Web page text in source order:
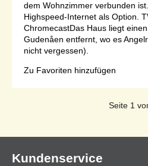
dem Wohnzimmer verbunden
Highspeed-Internet als Option.
ChromecastDas Haus liegt
Gudenåen entfernt, wo es
nicht vergessen).
Zu Favoriten hinzufügen
Seite 1
Kundenservice